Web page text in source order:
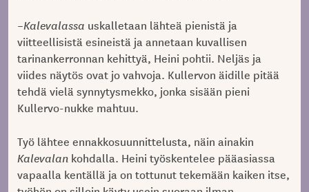
–Kalevalassa uskalletaan lähteä pienistä ja
viitteellisistä esineistä ja annetaan kuvallisen
tarinankerronnan kehittyä, Heini pohtii. Neljäs ja
viides näytös ovat jo vahvoja. Kullervon äidille pitää
tehdä vielä synnytysmekko, jonka sisään pieni
Kullervo-nukke mahtuu.
Työ lähtee ennakkosuunnittelusta, näin ainakin
Kalevalankohdalla. Heini työskentelee pääasiassa
vapaalla kentällä ja on tottunut tekemään kaiken itse,